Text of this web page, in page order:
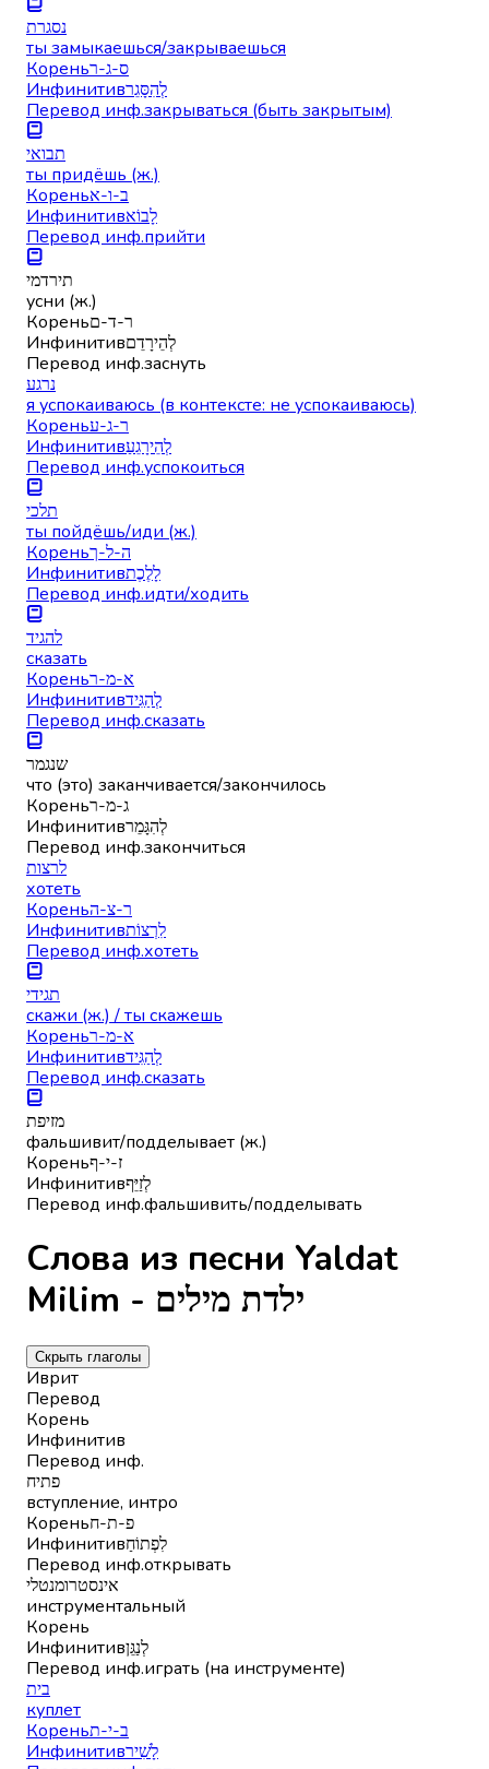
נסגרת
ты замыкаешься/закрываешься
Кореньס-ג-ר
Инфинитивלְהִסָּגֵר
Перевод инф.закрываться (быть закрытым)
תבואי
ты придёшь (ж.)
Кореньב-ו-א
Инфинитивלָבוֹא
Перевод инф.прийти
תירדמי
усни (ж.)
Кореньר-ד-ם
Инфинитивלְהֵירָדֵם
Перевод инф.заснуть
נרגע
я успокаиваюсь (в контексте: не успокаиваюсь)
Кореньר-ג-ע
Инфинитивלְהֵירָגֵעַ
Перевод инф.успокоиться
תלכי
ты пойдёшь/иди (ж.)
Кореньה-ל-ך
Инфинитивלָלֶכֶת
Перевод инф.идти/ходить
להגיד
сказать
Кореньא-מ-ר
Инфинитивלְהַגִּיד
Перевод инф.сказать
שנגמר
что (это) заканчивается/закончилось
Кореньג-מ-ר
Инфинитивלְהִגָּמֵר
Перевод инф.закончиться
לרצות
хотеть
Кореньר-צ-ה
Инфинитивלִרְצוֹת
Перевод инф.хотеть
תגידי
скажи (ж.) / ты скажешь
Кореньא-מ-ר
Инфинитивלְהַגִּיד
Перевод инф.сказать
מזיפת
фальшивит/подделывает (ж.)
Кореньז-י-ף
Инфинитивלְזַיֵּף
Перевод инф.фальшивить/подделывать
Слова из песни Yaldat
Milim - ילדת מילים
Скрыть глаголы
Иврит
Перевод
Корень
Инфинитив
Перевод инф.
פתיח
вступление, интро
Кореньפ-ת-ח
Инфинитивלִפְתוֹחַ
Перевод инф.открывать
אינסטרומנטלי
инструментальный
Корень
Инфинитивלְנַגֵּן
Перевод инф.играть (на инструменте)
בית
куплет
Кореньב-י-ת
Инфинитивלָשִׁיר